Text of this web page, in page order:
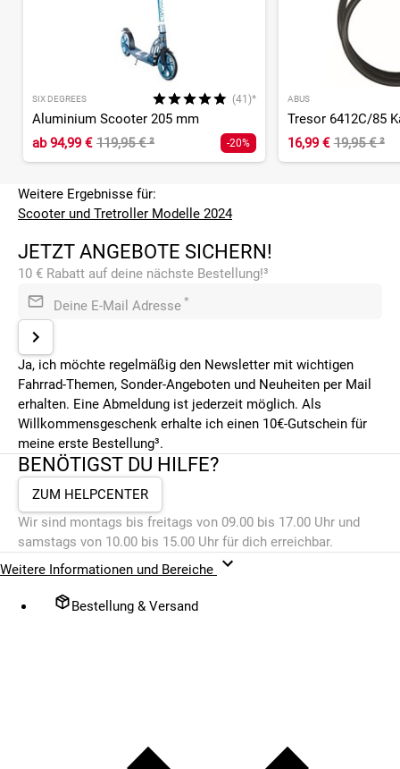
SIX DEGREES (41)*
Aluminium Scooter 205 mm
ab94,99 € 119,95 €² -20%
ABUS
Tresor 6412C/85
16,99 € 19,95 €²
Weitere Ergebnisse für:
Scooter und Tretroller Modelle 2024
JETZT ANGEBOTE SICHERN!
10 € Rabatt auf deine nächste Bestellung!³
Deine E-Mail Adresse *
Ja, ich möchte regelmäßig den Newsletter mit wichtigen
Fahrrad-Themen, Sonder-Angeboten und Neuheiten per Mail
erhalten. Eine Abmeldung ist jederzeit möglich. Als
Willkommensgeschenk erhalte ich einen 10€-Gutschein für
meine erste Bestellung³.
BENÖTIGST DU HILFE?
ZUM HELPCENTER
Wir sind montags bis freitags von 09.00 bis 17.00 Uhr und
samstags von 10.00 bis 15.00 Uhr für dich erreichbar.
Weitere Informationen und Bereiche
Bestellung & Versand